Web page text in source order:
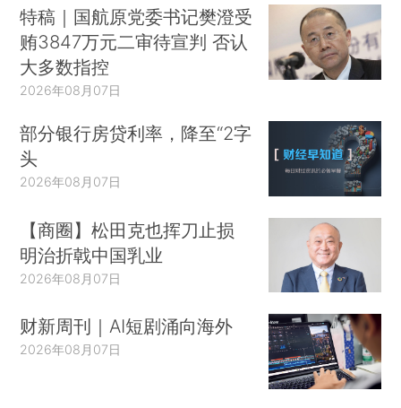
特稿｜国航原党委书记樊澄受
贿3847万元二审待宣判 否认
大多数指控
2026年08月07日
部分银行房贷利率，降至“2字
头
2026年08月07日
【商圈】松田克也挥刀止损
明治折戟中国乳业
2026年08月07日
财新周刊｜AI短剧涌向海外
2026年08月07日